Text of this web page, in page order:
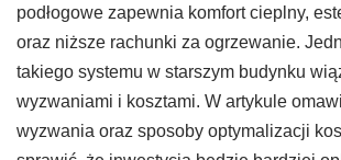
podłogowe zapewnia komfort cieplny,
oraz niższe rachunki za ogrzewanie.
takiego systemu w starszym budynku
wyzwaniami i kosztami. W artykule
wyzwania oraz sposoby optymalizacji